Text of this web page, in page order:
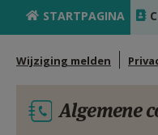
HULP
STARTPAGINA
Wijziging melden
Algemene